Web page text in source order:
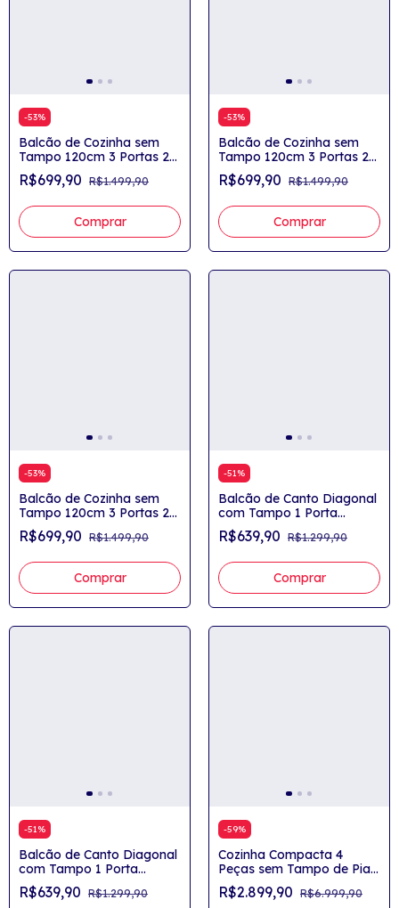
-53%
Balcão de Cozinha sem
Tampo 120cm 3 Portas 2
Gavetas Yasmin
R$699,90 R$1.499,90
Comprar
-53%
Balcão de Cozinha sem
Tampo 120cm 3 Portas 2
Gavetas Yasmin
R$699,90 R$1.499,90
Comprar
-53%
Balcão de Cozinha sem
Tampo 120cm 3 Portas 2
Gavetas Yasmin
Avelã/Areia
R$699,90 R$1.499,90
Comprar
-51 %
Balcão de Canto Diagonal
com Tampo 1 Porta
Yasmin
R$639,90 R$1.299,90
Comprar
-51 %
Balcão de Canto Diagonal
com Tampo 1 Porta
Yasmin
R$639,90 R$1.299,90
-59%
Cozinha Compacta 4
Peças sem Tampo de Pia
200cm Elena
R$2.899,90 R$6.999,90